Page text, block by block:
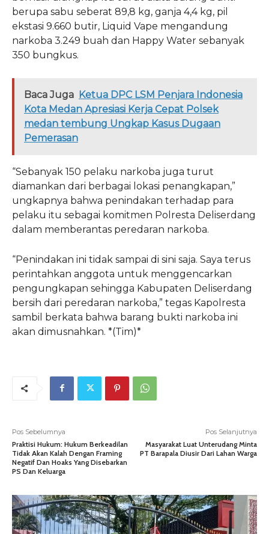
berupa sabu seberat 89,8 kg, ganja 4,4 kg, pil
ekstasi 9.660 butir, Liquid Vape mengandung
narkoba 3.249 buah dan Happy Water sebanyak
350 bungkus.
Baca Juga Ketua DPC LSM Penjara Indonesia
Kota Medan Apresiasi Kerja Cepat Polsek
medan tembung Ungkap Kasus Dugaan
Pemerasan
“Sebanyak 150 pelaku narkoba juga turut
diamankan dari berbagai lokasi penangkapan,”
ungkapnya bahwa penindakan terhadap para
pelaku itu sebagai komitmen Polresta Deliserdang
dalam memberantas peredaran narkoba.
“Penindakan ini tidak sampai di sini saja. Saya terus
perintahkan anggota untuk menggencarkan
pengungkapan sehingga Kabupaten Deliserdang
bersih dari peredaran narkoba,” tegas Kapolresta
sambil berkata bahwa barang bukti narkoba ini
akan dimusnahkan. *(Tim)*
Pos Sebelumnya
Praktisi Hukum: Hukum Berkeadilan
Tidak Akan Kalah Dengan Framing
Negatif Dan Hoaks Yang Disebarkan
PS Dan Keluarga
Pos Selanjutnya
Masyarakat Luat Unterudang Minta
PT Barapala Diusir Dari Lahan Warga